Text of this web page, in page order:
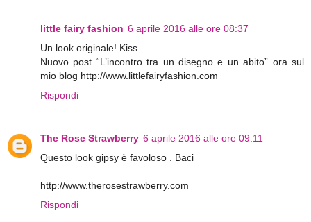
little fairy fashion 6 aprile 2016 alle ore 08:37
Un look originale! Kiss
Nuovo post “L’incontro tra un disegno e un abito” ora sul
mio blog http://www.littlefairyfashion.com
Rispondi
The Rose Strawberry 6 aprile 2016 alle ore 09:11
Questo look gipsy è favoloso . Baci
http://www.therosestrawberry.com
Rispondi